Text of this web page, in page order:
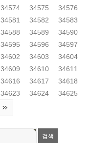
34574 34575
34576
34581 34582
34583
34588 34589
34590
34595 34596
34597
34602 34603
34604
34609 34610
34611
34616 34617
34618
34623 34624
34625